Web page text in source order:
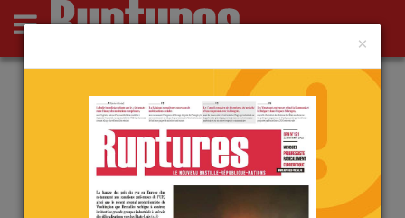
Actus Opinions
Point de Ruptures
Culture
Deutsch
×